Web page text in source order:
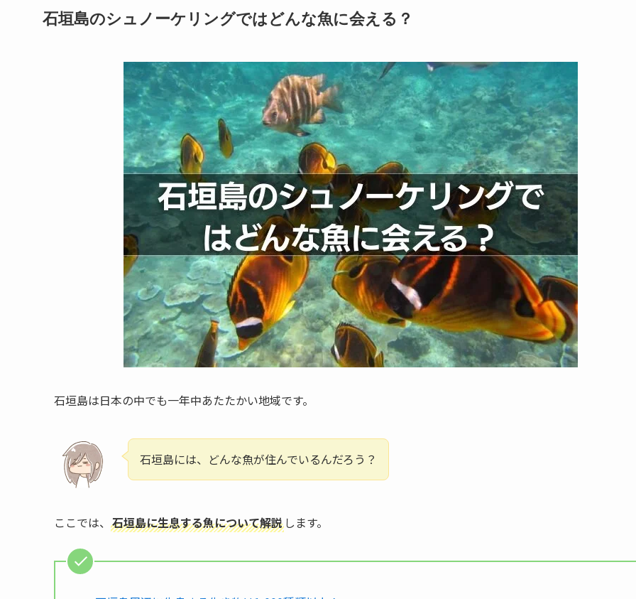
石垣島のシュノーケリングではどんな魚に会える？
石垣島は日本の中でも一年中あたたかい地域です。
石垣島には、どんな魚が住んでいるんだろう？
ここでは、 石垣島に生息する魚について解説 します。